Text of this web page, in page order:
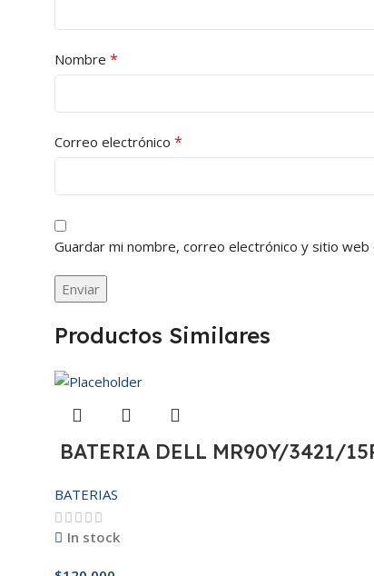
Nombre *
Correo electrónico *
Guardar mi nombre, correo electrónico y sitio
Productos Similares
BATERIA DELL MR90Y/3421/
BATERIAS
In stock